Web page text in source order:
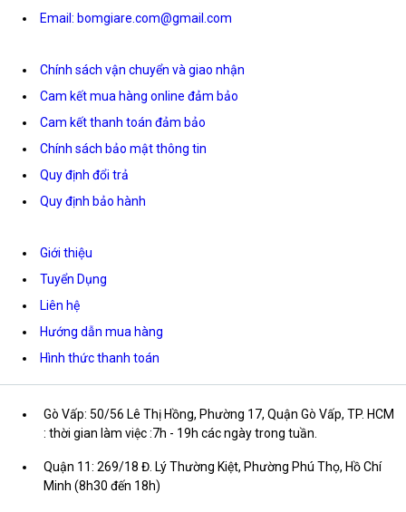
Email: bomgiare.com@gmail.com
Chính sách vận chuyển và giao nhận
Cam kết mua hàng online đảm bảo
Cam kết thanh toán đảm bảo
Chính sách bảo mật thông tin
Quy định đổi trả
Quy định bảo hành
Giới thiệu
Tuyển Dụng
Liên hệ
Hướng dẫn mua hàng
Hình thức thanh toán
Gò Vấp: 50/56 Lê Thị Hồng, Phường 17, Quận Gò Vấp, TP. HCM
: thời gian làm việc :7h - 19h các ngày trong tuần.
Quận 11: 269/18 Đ. Lý Thường Kiệt, Phường Phú Thọ, Hồ Chí
Minh (8h30 đến 18h)